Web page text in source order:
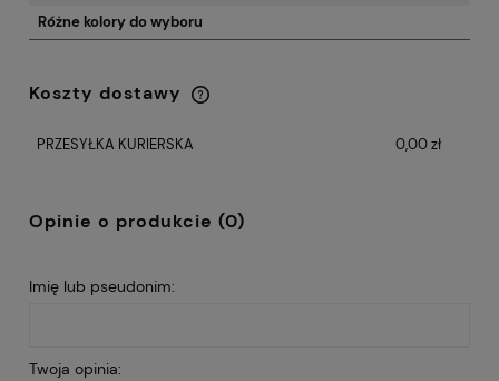
Różne kolory do wyboru
Koszty dostawy
Cena nie zawiera ewentualnych kosztów
PRZESYŁKA KURIERSKA
0,00 zł
Opinie o produkcie (0)
Imię lub pseudonim:
Twoja opinia: